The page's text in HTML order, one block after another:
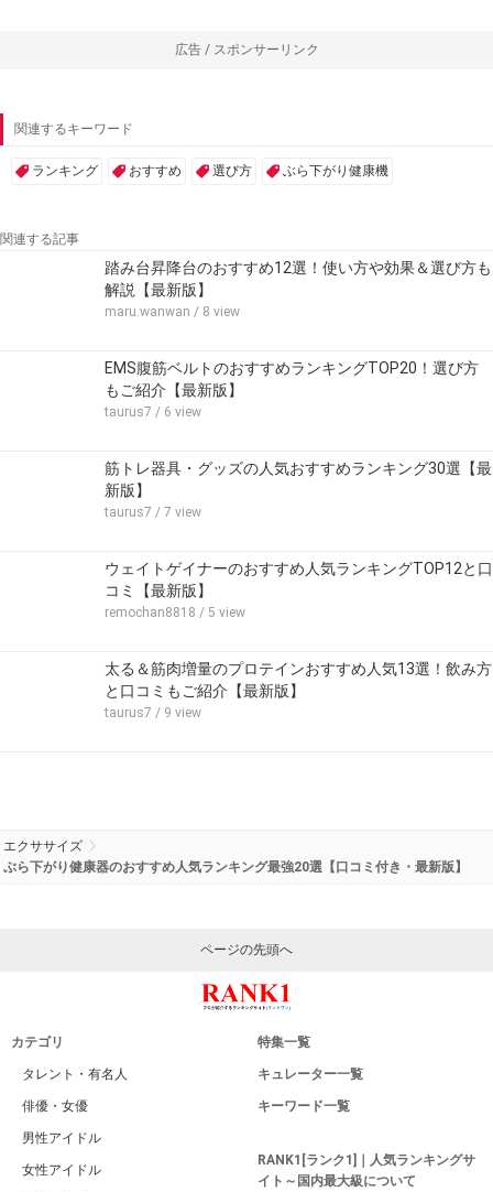
広告 / スポンサーリンク
関連するキーワード
ランキング おすすめ 選び方 ぶら下がり健康機
関連する記事
踏み台昇降台のおすすめ12選！使い方や効果＆選び方も
解説【最新版】
maru.wanwan / 8 view
EMS腹筋ベルトのおすすめランキングTOP20！選び方
もご紹介【最新版】
taurus7 / 6 view
筋トレ器具・グッズの人気おすすめランキング30選【最
新版】
taurus7 / 7 view
ウェイトゲイナーのおすすめ人気ランキングTOP12と口
コミ【最新版】
remochan8818 / 5 view
太る＆筋肉増量のプロテインおすすめ人気13選！飲み方
と口コミもご紹介【最新版】
taurus7 / 9 view
エクササイズ
ぶら下がり健康器のおすすめ人気ランキング最強20選【口コミ付き・最新版】
ページの先頭へ
カテゴリ
タレント・有名人
俳優・女優
男性アイドル
女性アイドル
特集一覧
キュレーター一覧
キーワード一覧
RANK1[ランク1]｜人気ランキングサ
イト～国内最大級について